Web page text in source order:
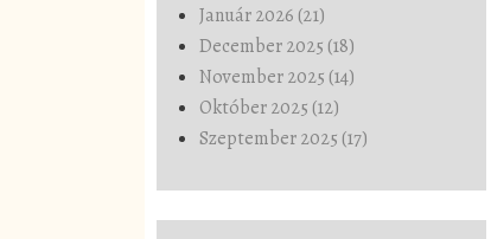
Január 2026 (21)
December 2025 (18)
November 2025 (14)
Október 2025 (12)
Szeptember 2025 (17)